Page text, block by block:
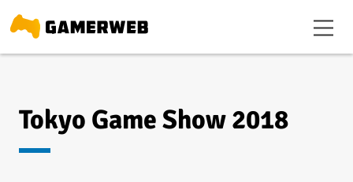
Tokyo Game Show 2018